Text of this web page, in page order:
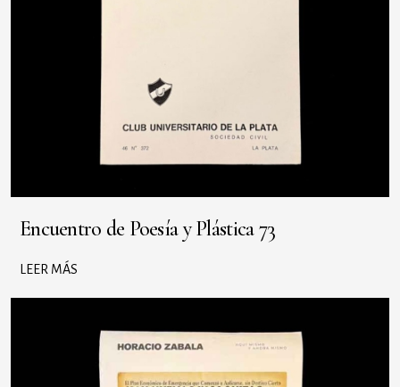
Encuentro de Poesía y Plástica 73
LEER MÁS